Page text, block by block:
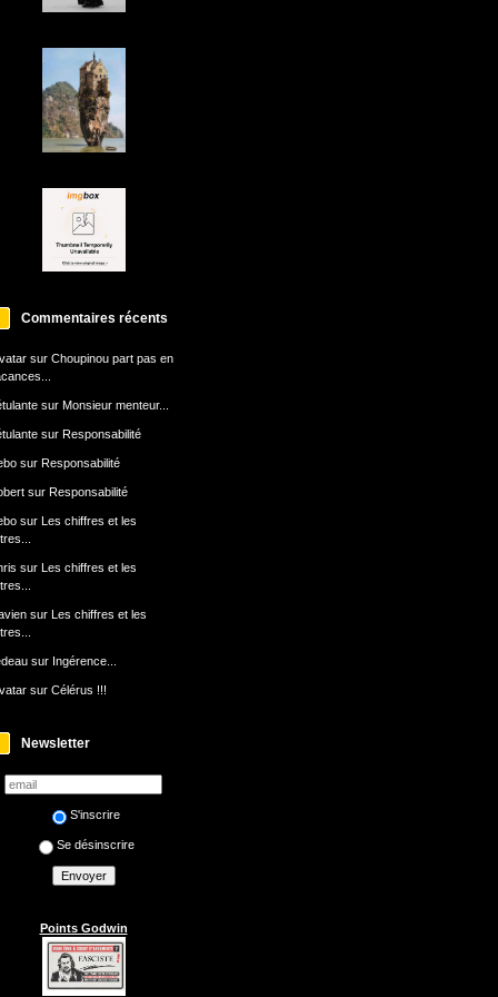
Commentaires récents
sur Choupinou part pas en
sur Monsieur menteur...
sur Responsabilité
sur Responsabilité
sur Responsabilité
sur Les chiffres et les
sur Les chiffres et les
sur Les chiffres et les
sur Ingérence...
sur Célérus !!!
Newsletter
S'inscrire
Se désinscrire
Points Godwin